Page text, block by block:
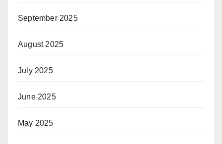
September 2025
August 2025
July 2025
June 2025
May 2025